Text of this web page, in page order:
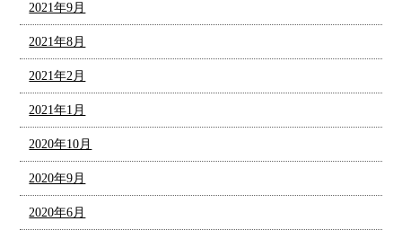
2021年9月
2021年8月
2021年2月
2021年1月
2020年10月
2020年9月
2020年6月